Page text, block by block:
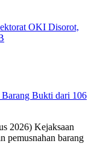
OKI Disorot,
Bukti dari 106
2026) Kejaksaan
pemusnahan barang